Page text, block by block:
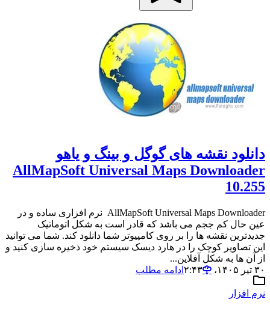
دانلود نقشه های گوگل و بینگ و یاهو
AllMapSoft Universal Maps Downloader
10.255
AllMapSoft Universal Maps Downloader نرم افزاری ساده و در
عین حال کم ججم می باشد که قادر است به شکل اتوماتیک
جدیدترین نقشه ها را بر روی کامپیوتر شما دانلود کند. شما می توانید
این تصاویر کوچک را در هارد دیسک سیستم خود ذخیره سازی کنید و
از آن ها به شکل آفلاین...
۳۰ تیر ۱۴۰۵،‏ ۲:۴۳
ادامه مطلب
نرم افزار